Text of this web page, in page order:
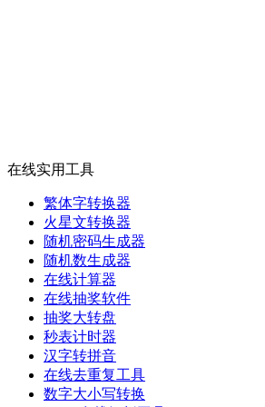
在线实用工具
繁体字转换器
火星文转换器
随机密码生成器
随机数生成器
在线计算器
在线抽奖软件
抽奖大转盘
秒表计时器
汉字转拼音
在线去重复工具
数字大小写转换